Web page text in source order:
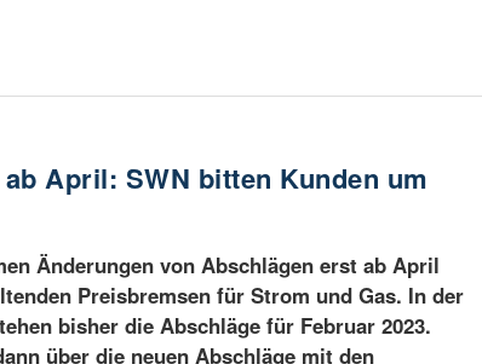
April: SWN bitten Kunden um
Änderungen von Abschlägen erst ab April
Preisbremsen für Strom und Gas. In der
bisher die Abschläge für Februar 2023.
über die neuen Abschläge mit den